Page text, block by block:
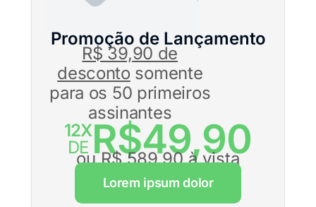
Promoção de Lançamento
R$ 39,90 de
desconto somente
para os 50 primeiros
assinantes
12X
DER$49,90
ou R$ 589,90 à vista
Lorem ipsum dolor